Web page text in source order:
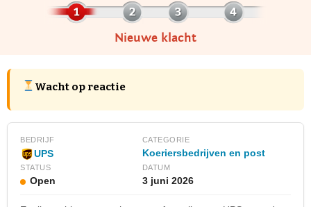
Nieuwe klacht
Wacht op reactie
BEDRIJF
UPS
CATEGORIE
Koeriersbedrijven en post
STATUS
Open
DATUM
3 juni 2026